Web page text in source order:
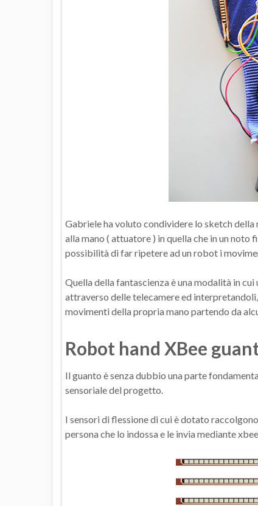
Gabriele ha voluto condividere lo sketch
alla mano ( attuatore ) in quella che in un noto
possibilità di far ripetere ad un robot i
Quella della fantascienza è una modalità in
attraverso delle telecamere ed
movimenti della propria mano partendo da
Robot hand XBee
Il guanto è senza dubbio una parte
sensoriale del progetto.
I sensori di flessione di cui è dotato
persona che lo indossa e le invia mediante